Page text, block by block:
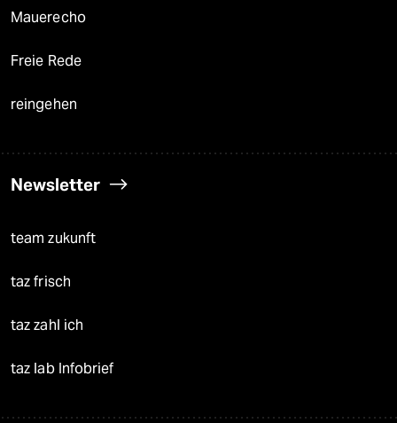
Mauerecho
Freie Rede
reingehen
Newsletter
team zukunft
taz frisch
taz zahl ich
taz lab Infobrief